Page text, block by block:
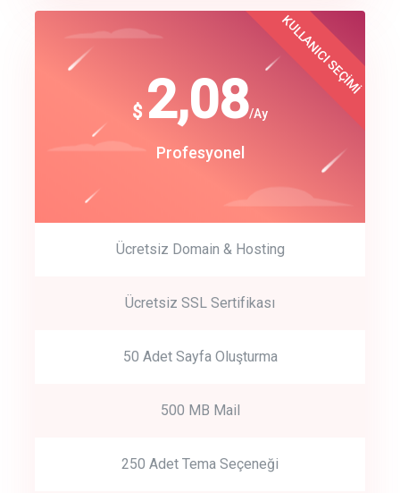
crm auto cync
track energy costs
Get Started
Start by trying our service for 30 days free trial no credit card
$ 2,08/Ay
Profesyonel
KULLANICI SEÇİMİ
Ücretsiz Domain & Hosting
Ücretsiz SSL Sertifikası
50 Adet Sayfa Oluşturma
500 MB Mail
250 Adet Tema Seçeneği
$
180
Start Up
Best Choice